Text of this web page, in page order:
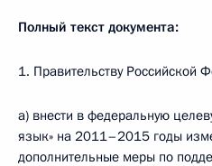
Полный текст документа:
1. Правительству Российской
а) внести в федеральную
язык» на 2011–2015 годы
дополнительные меры по